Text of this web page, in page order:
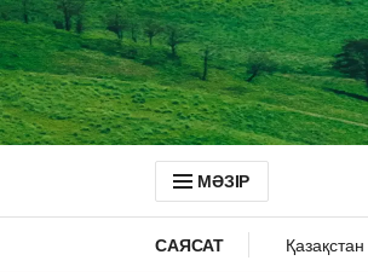
МӘЗІР
САЯСАТ Қазақстан